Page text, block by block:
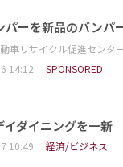
パーを新品のバンパ
車リサイクル促進センタ
14:12
SPONSORED
イダイニングを一
10:49 経済/ビジネス